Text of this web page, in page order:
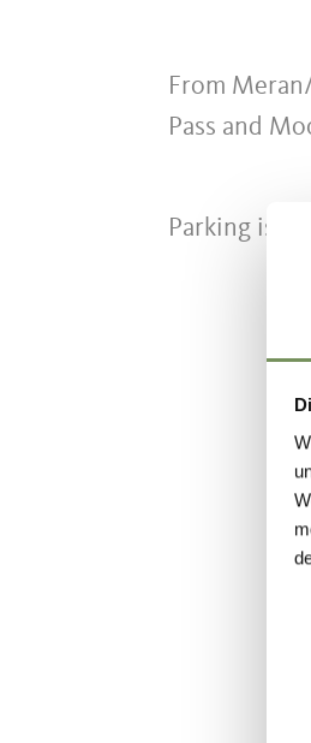
From
Pass and
Parking is